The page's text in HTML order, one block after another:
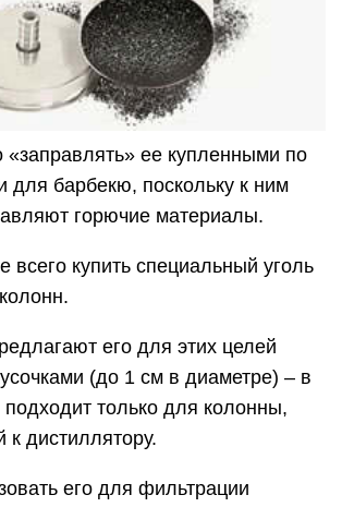
«заправлять» ее купленными по
для барбекю, поскольку к ним
горючие материалы.
всего купить специальный уголь
его для этих целей
(до 1 см в диаметре) – в
только для колонны,
дистиллятору.
его для фильтрации